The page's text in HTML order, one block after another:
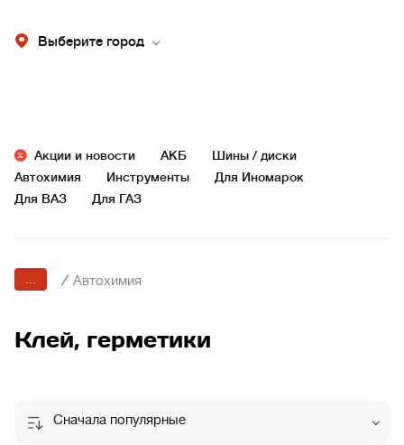
Выберите город
Акции и новости АКБ
Шины / диски
Автохимия
Инструменты
Для Иномарок
Для ВАЗ
Для ГАЗ
... / Автохимия
Клей, герметики
Сначала популярные